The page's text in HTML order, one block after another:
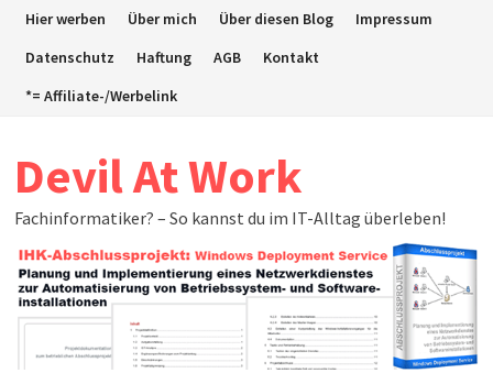
ZumHier werben Über mich Über diesen Blog
Impressum
Datenschutz
Haftung AGB
Kontakt
*= Affiliate-/Werbelink
Devil At Work
Fachinformatiker? – So kannst du im IT-Alltag überleben!